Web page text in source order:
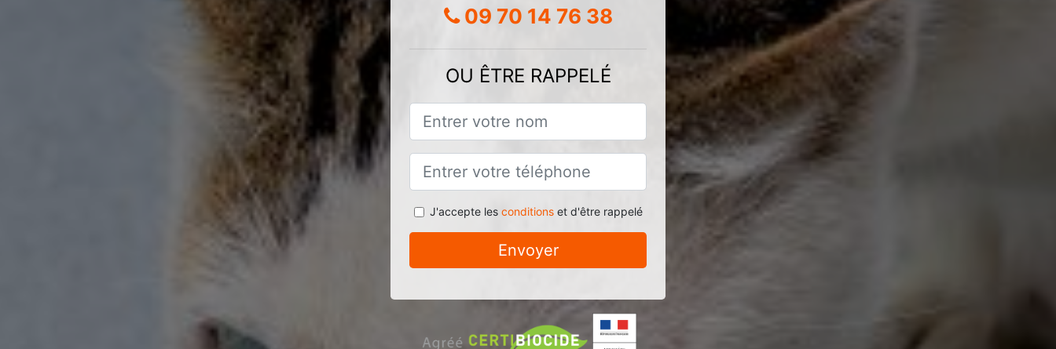
09 70 14 76 38
OU ÊTRE RAPPELÉ
J'accepte les conditionset d'être rappelé
Envoyer